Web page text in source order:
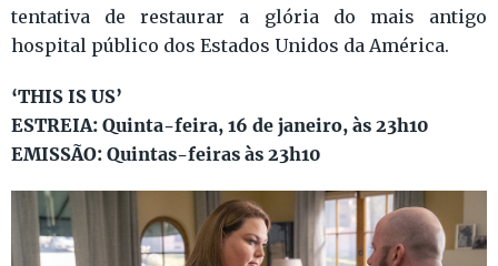
tentativa de restaurar a glória do mais antigo
hospital público dos Estados Unidos da América.
‘THIS IS US’
ESTREIA: Quinta-feira, 16 de janeiro, às 23h10
EMISSÃO: Quintas-feiras às 23h10